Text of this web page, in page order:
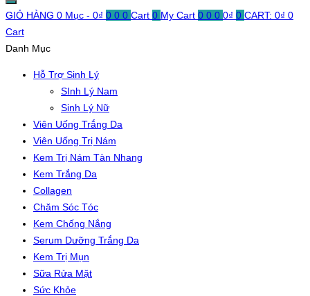
GIỎ HÀNG 0 Mục - 0₫ 0 0 0 Cart 0 My Cart 0 0 0 0₫ 0 CART: 0₫ 0
Cart
Danh Mục
Hỗ Trợ Sinh Lý
SInh Lý Nam
Sinh Lý Nữ
Viên Uống Trắng Da
Viên Uống Trị Nám
Kem Trị Nám Tàn Nhang
Kem Trắng Da
Collagen
Chăm Sóc Tóc
Kem Chống Nắng
Serum Dưỡng Trắng Da
Kem Trị Mụn
Sữa Rửa Mặt
Sức Khỏe